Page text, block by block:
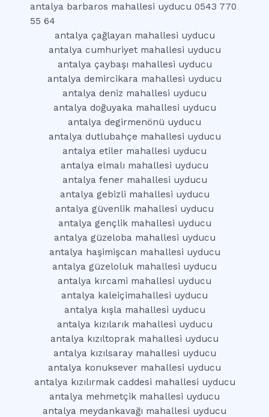
antalya barbaros mahallesi uyducu 0543 770
55 64
antalya çağlayan mahallesi uyducu
antalya cumhuriyet mahallesi uyducu
antalya çaybaşı mahallesi uyducu
antalya demircikara mahallesi uyducu
antalya deniz mahallesi uyducu
antalya doğuyaka mahallesi uyducu
antalya degirmenönü uyducu
antalya dutlubahçe mahallesi uyducu
antalya etiler mahallesi uyducu
antalya elmalı mahallesi uyducu
antalya fener mahallesi uyducu
antalya gebizli mahallesi uyducu
antalya güvenlik mahallesi uyducu
antalya gençlik mahallesi uyducu
antalya güzeloba mahallesi uyducu
antalya haşimişcan mahallesi uyducu
antalya güzeloluk mahallesi uyducu
antalya kırcami mahallesi uyducu
antalya kaleiçimahallesi uyducu
antalya kışla mahallesi uyducu
antalya kızılarık mahallesi uyducu
antalya kızıltoprak mahallesi uyducu
antalya kızılsaray mahallesi uyducu
antalya konuksever mahallesi uyducu
antalya kızılırmak caddesi mahallesi uyducu
antalya mehmetçik mahallesi uyducu
antalya meydankavağı mahallesi uyducu